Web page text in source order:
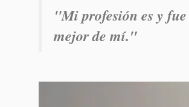
"Mi profesión es y
mejor de mí."